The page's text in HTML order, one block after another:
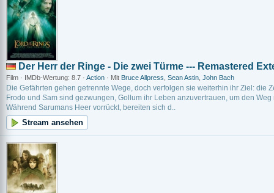
Der Herr der Ringe - Die zwei Türme --- Remastered
Film · IMDb-Wertung: 8.7 · Action · Mit Bruce Allpress Sean Astin John Bach
Die Gefährten gehen getrennte Wege, doch verfolgen sie weiterhin ihr Ziel: die
Frodo und Sam sind gezwungen, Gollum ihr Leben anzuvertrauen, um den
Während Sarumans Heer vorrückt, bereiten sich d..
Stream ansehen